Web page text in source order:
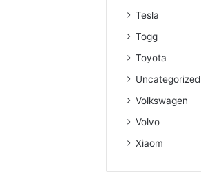
Tesla
Togg
Toyota
Uncategorized
Volkswagen
Volvo
Xiaom